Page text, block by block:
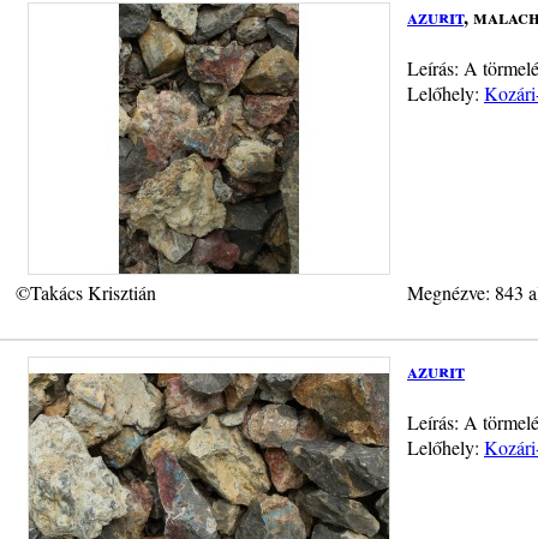
azurit,
Leírás: A
Lelőhely:
©Takács Krisztián Megnézve: 843
azurit
Leírás: A
Lelőhely: